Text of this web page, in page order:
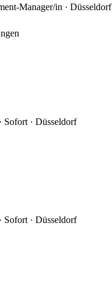
Manager/in · Düsseldorf
· Sofort · Düsseldorf
· Sofort · Düsseldorf